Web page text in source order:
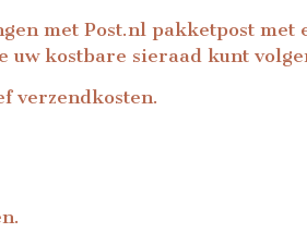
met Post.nl pakketpost
uw kostbare sieraad kunt
verzendkosten.